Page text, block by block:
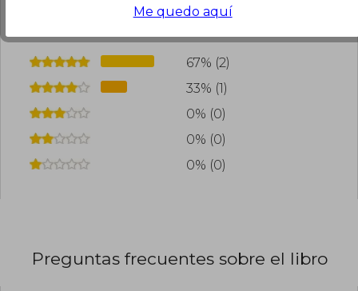
agregar tu propia evaluación.
67% (2)
33% (1)
0% (0)
0% (0)
0% (0)
Preguntas frecuentes sobre el libro
Me quedo aquí